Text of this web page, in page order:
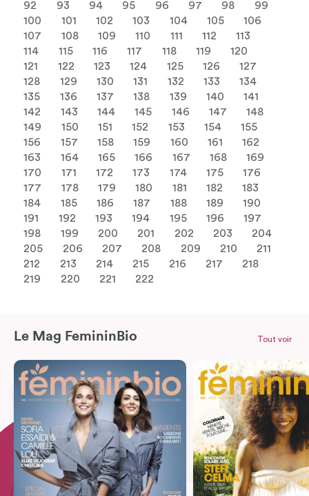
92
93 94 95 96 97 98
99
100
101 102 103 104 105
106
107
108 109 110 111 112
113
114
115 116 117 118 119
120
121
122 123 124 125 126
127
128
129 130 131 132 133
134
135
136 137 138 139 140
141
142
143 144 145 146 147
148
149
150 151 152 153 154
155
156
157 158 159 160 161
162
163
164 165 166 167 168
169
170
171 172 173 174 175
176
177
178 179 180 181 182
183
184
185 186 187 188 189
190
191
192 193 194 195 196
197
198
199 200 201 202 203
204
205
206 207 208 209 210
211
212
213 214 215 216 217
218
219
220 221 222
Le Mag FemininBio Tout voir